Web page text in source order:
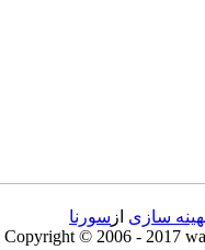
سازی از سورنا
Copyright © 2006 - 2017